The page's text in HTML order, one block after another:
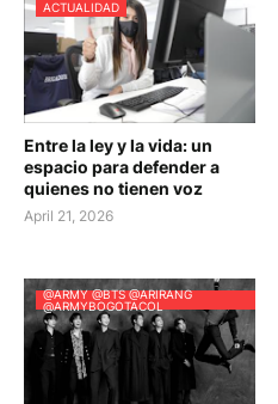
ACTUALIDAD
Entre la ley y la vida: un
espacio para defender a
quienes no tienen voz
April 21, 2026
@ARMY @BTS @ARIRANG
@ARMYBOGOTACOL